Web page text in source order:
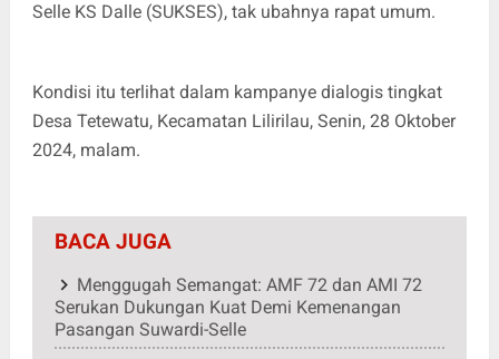
Selle KS Dalle (SUKSES), tak ubahnya rapat umum.
Kondisi itu terlihat dalam kampanye dialogis tingkat
Desa Tetewatu, Kecamatan Lilirilau, Senin, 28 Oktober
2024, malam.
BACA JUGA
Menggugah Semangat: AMF 72 dan AMI 72
Serukan Dukungan Kuat Demi Kemenangan
Pasangan Suwardi-Selle